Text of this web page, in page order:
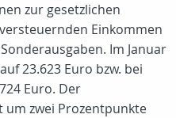
zur gesetzlichen
Einkommen
Im Januar
23.623 Euro bzw. bei
Euro. Der
um zwei Prozentpunkte